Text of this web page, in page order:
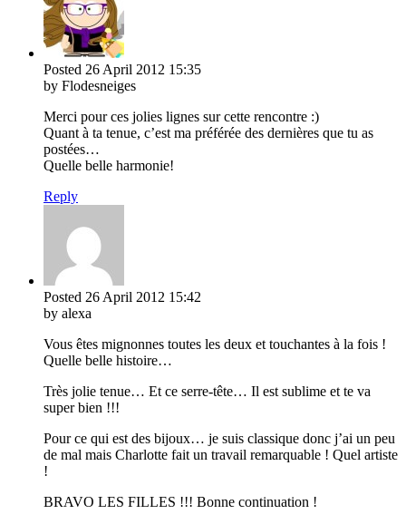
Posted 26 April 2012 15:35
by Flodesneiges
Merci pour ces jolies lignes sur cette rencontre :)
Quant à ta tenue, c’est ma préférée des dernières que tu as
postées…
Quelle belle harmonie!
Reply
Posted 26 April 2012 15:42
by alexa
Vous êtes mignonnes toutes les deux et touchantes à la fois !
Quelle belle histoire…
Très jolie tenue… Et ce serre-tête… Il est sublime et te va
super bien !!!
Pour ce qui est des bijoux… je suis classique donc j’ai un peu
de mal mais Charlotte fait un travail remarquable ! Quel artiste
!
BRAVO LES FILLES !!! Bonne continuation !